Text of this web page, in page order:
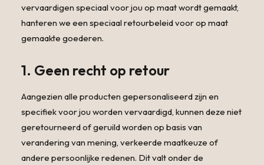
vervaardigen speciaal voor jou op maat wordt gemaakt,
hanteren we een speciaal retourbeleid voor op maat
gemaakte goederen.
1. Geen recht op retour
Aangezien alle producten gepersonaliseerd zijn en
specifiek voor jou worden vervaardigd, kunnen deze niet
geretourneerd of geruild worden op basis van
verandering van mening, verkeerde maatkeuze of
andere persoonlijke redenen. Dit valt onder de